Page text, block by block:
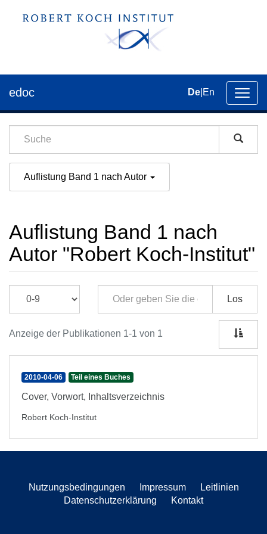
der
edoc De En
Auflistung Band 1 nach Autor
Auflistung Band 1 nach
Autor "Robert Koch-Institut"
Los
Anzeige der Publikationen 1-1 von 1
2010-04-06 Teil eines Buches
Cover, Vorwort, Inhaltsverzeichnis
Robert Koch-Institut
Nutzungsbedingungen Impressum
Leitlinien
Datenschutzerklärung
Kontakt